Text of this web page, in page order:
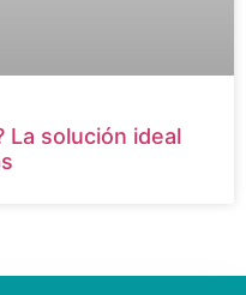
La solución ideal